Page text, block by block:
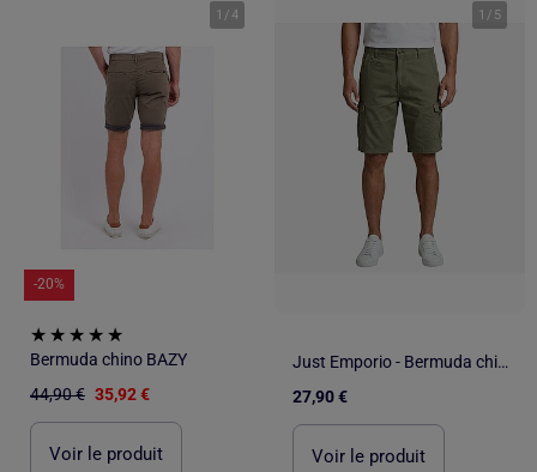
1 /4
-20%
Bermuda chino BAZY
44,90 € 35,92 €
Voir le produit
1 / 5
Just Emporio - Bermuda chino Homme
27,90 €
Voir le produit